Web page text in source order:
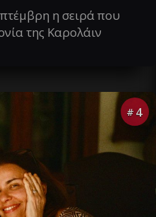
η σειρά που
της Καρολάιν
# 4